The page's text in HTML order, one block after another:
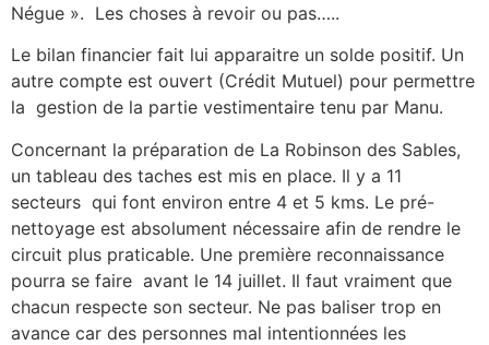
Négue ». Les choses à revoir ou pas…..
Le bilan financier fait lui apparaitre un solde positif. Un
autre compte est ouvert (Crédit Mutuel) pour permettre
la gestion de la partie vestimentaire tenu par Manu.
Concernant la préparation de La Robinson des Sables,
un tableau des taches est mis en place. Il y a 11
secteurs qui font environ entre 4 et 5 kms. Le pré-
nettoyage est absolument nécessaire afin de rendre le
circuit plus praticable. Une première reconnaissance
pourra se faire avant le 14 juillet. Il faut vraiment que
chacun respecte son secteur. Ne pas baliser trop en
avance car des personnes mal intentionnées les